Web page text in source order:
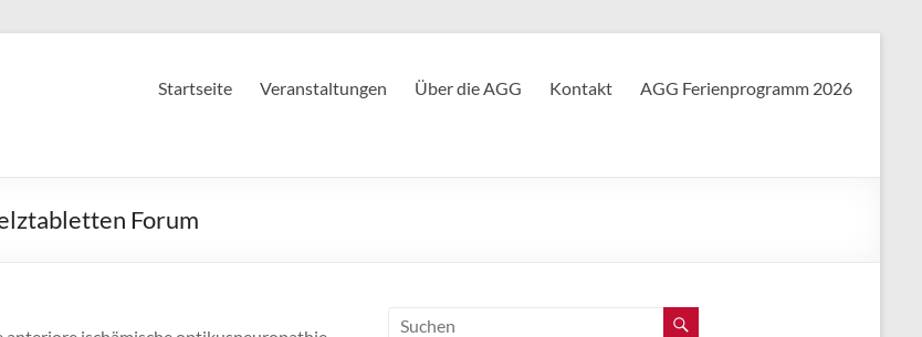
Startseite Veranstaltungen Über die AGG Kontakt AGG Ferienprogramm 2026
Forum